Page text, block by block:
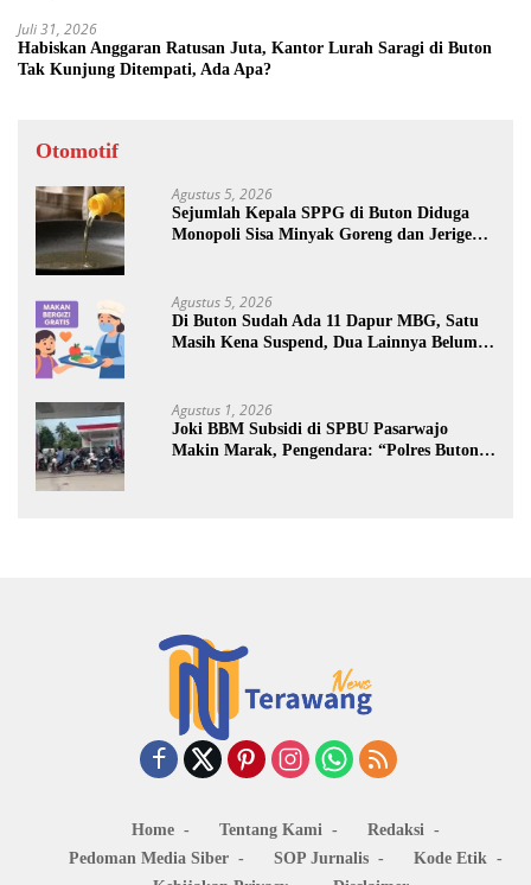
Juli 31, 2026
Habiskan Anggaran Ratusan Juta, Kantor Lurah Saragi di Buton
Tak Kunjung Ditempati, Ada Apa?
Otomotif
Agustus 5, 2026
Sejumlah Kepala SPPG di Buton Diduga
Monopoli Sisa Minyak Goreng dan Jerigen
Agustus 5, 2026
Di Buton Sudah Ada 11 Dapur MBG, Satu
Masih Kena Suspend, Dua Lainnya Belum
Agustus 1, 2026
Joki BBM Subsidi di SPBU Pasarwajo
Makin Marak, Pengendara: “Polres Buton
Home Tentang Kami
Redaksi
Pedoman Media Siber
SOP Jurnalis
Kode Etik